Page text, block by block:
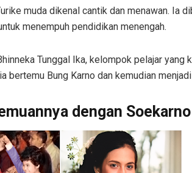
muda dikenal cantik dan menawan. Ia
menempuh pendidikan menengah.
Tunggal Ika, kelompok pelajar yang
bertemu Bung Karno dan kemudian
dengan Soekarno